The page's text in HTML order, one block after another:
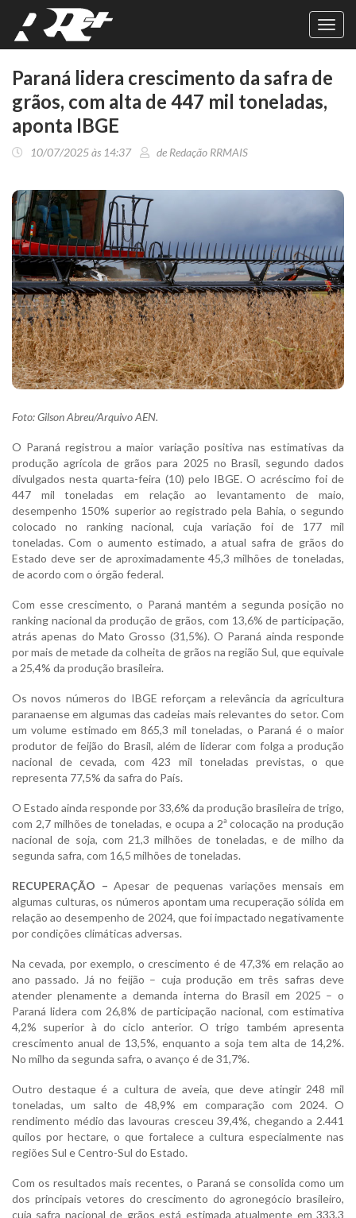
Paraná lidera crescimento da safra de
grãos, com alta de 447 mil toneladas,
aponta IBGE
10/07/2025 às 14:37 de Redação RRMAIS
Foto: Gilson Abreu/Arquivo AEN.
O Paraná registrou a maior variação positiva nas estimativas da
produção agrícola de grãos para 2025 no Brasil, segundo dados
divulgados nesta quarta-feira (10) pelo IBGE. O acréscimo foi de
447 mil toneladas em relação ao levantamento de maio,
desempenho 150% superior ao registrado pela Bahia, o segundo
colocado no ranking nacional, cuja variação foi de 177 mil
toneladas. Com o aumento estimado, a atual safra de grãos do
Estado deve ser de aproximadamente 45,3 milhões de toneladas,
de acordo com o órgão federal.
Com esse crescimento, o Paraná mantém a segunda posição no
ranking nacional da produção de grãos, com 13,6% de participação,
atrás apenas do Mato Grosso (31,5%). O Paraná ainda responde
por mais de metade da colheita de grãos na região Sul, que equivale
a 25,4% da produção brasileira.
Os novos números do IBGE reforçam a relevância da agricultura
paranaense em algumas das cadeias mais relevantes do setor. Com
um volume estimado em 865,3 mil toneladas, o Paraná é o maior
produtor de feijão do Brasil, além de liderar com folga a produção
nacional de cevada, com 423 mil toneladas previstas, o que
representa 77,5% da safra do País.
O Estado ainda responde por 33,6% da produção brasileira de trigo,
com 2,7 milhões de toneladas, e ocupa a 2ª colocação na produção
nacional de soja, com 21,3 milhões de toneladas, e de milho da
segunda safra, com 16,5 milhões de toneladas.
RECUPERAÇÃO – Apesar de pequenas variações mensais em
algumas culturas, os números apontam uma recuperação sólida em
relação ao desempenho de 2024, que foi impactado negativamente
por condições climáticas adversas.
Na cevada, por exemplo, o crescimento é de 47,3% em relação ao
ano passado. Já no feijão – cuja produção em três safras deve
atender plenamente a demanda interna do Brasil em 2025 – o
Paraná lidera com 26,8% de participação nacional, com estimativa
4,2% superior à do ciclo anterior. O trigo também apresenta
crescimento anual de 13,5%, enquanto a soja tem alta de 14,2%.
No milho da segunda safra, o avanço é de 31,7%.
Outro destaque é a cultura de aveia, que deve atingir 248 mil
toneladas, um salto de 48,9% em comparação com 2024. O
rendimento médio das lavouras cresceu 39,4%, chegando a 2.441
quilos por hectare, o que fortalece a cultura especialmente nas
regiões Sul e Centro-Sul do Estado.
Com os resultados mais recentes, o Paraná se consolida como um
dos principais vetores do crescimento do agronegócio brasileiro,
cuja safra nacional de grãos está estimada atualmente em 333,3